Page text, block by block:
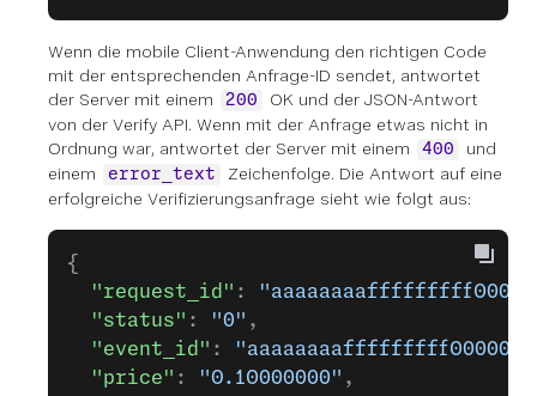
Wenn die mobile Client-Anwendung den richtigen Code
mit der entsprechenden Anfrage-ID sendet, antwortet
der Server mit einem
200
OK und der JSON-Antwort
von der Verify API. Wenn mit der Anfrage etwas nicht in
Ordnung war, antwortet der Server mit einem
400
und
einem
error_text
Zeichenfolge. Die Antwort auf eine
erfolgreiche Verifizierungsanfrage sieht wie folgt aus:
{
  "request_id"
:
  "status"
: "0" ,
  "event_id"
:
  "price"
: "0.10000000" ,